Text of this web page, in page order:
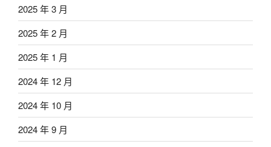
2025 年 3 月
2025 年 2 月
2025 年 1 月
2024 年 12 月
2024 年 10 月
2024 年 9 月